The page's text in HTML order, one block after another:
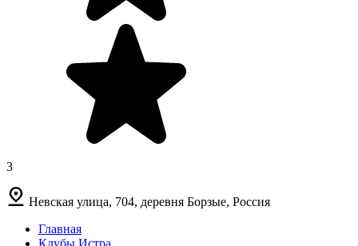
3
Невская улица, 704, деревня Борзые, Россия
Главная
Клубы Истра